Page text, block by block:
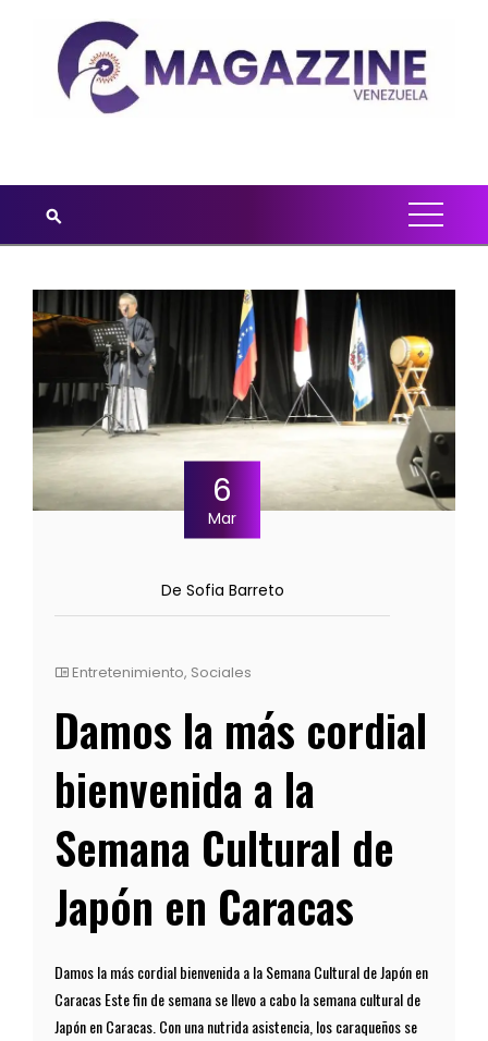
6
Mar
De Sofia Barreto
Entretenimiento, Sociales
Damos la más cordial
bienvenida a la
Semana Cultural de
Japón en Caracas
Damos la más cordial bienvenida a la Semana Cultural de Japón en
Caracas Este fin de semana se llevo a cabo la semana cultural de
Japón en Caracas. Con una nutrida asistencia, los caraqueños se